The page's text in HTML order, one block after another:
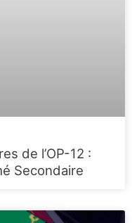
de l’OP-12 :
Secondaire